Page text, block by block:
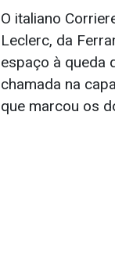
O italiano
Leclerc, da
espaço à queda
chamada na
que marcou os